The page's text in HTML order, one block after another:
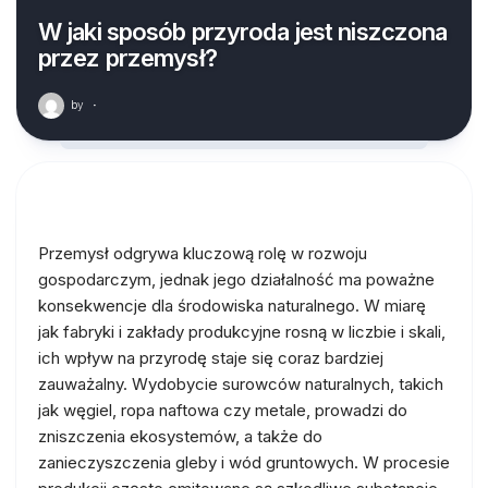
W jaki sposób przyroda jest niszczona
przez przemysł?
by ·
Przemysł odgrywa kluczową rolę w rozwoju
gospodarczym, jednak jego działalność ma poważne
konsekwencje dla środowiska naturalnego. W miarę
jak fabryki i zakłady produkcyjne rosną w liczbie i skali,
ich wpływ na przyrodę staje się coraz bardziej
zauważalny. Wydobycie surowców naturalnych, takich
jak węgiel, ropa naftowa czy metale, prowadzi do
zniszczenia ekosystemów, a także do
zanieczyszczenia gleby i wód gruntowych. W procesie